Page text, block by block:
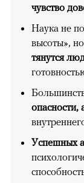
чувство
Наука не
высоты»,
тянутся
опасности,
Успешных